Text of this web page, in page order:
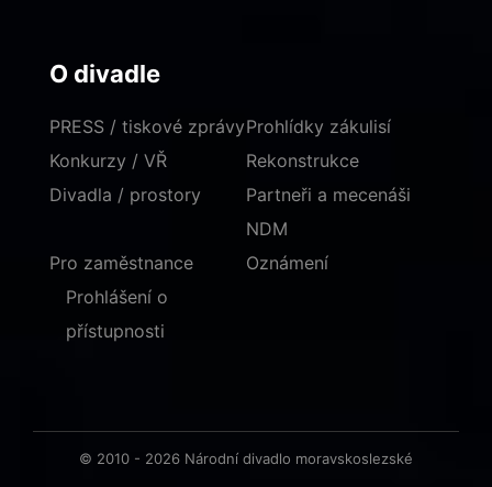
O divadle
PRESS / tiskové zprávy
Konkurzy / VŘ
Divadla / prostory
Prohlídky zákulisí
Rekonstrukce
Partneři a mecenáši
NDM
Pro zaměstnance
Oznámení
Prohlášení o
přístupnosti
© 2010 - 2026 Národní divadlo moravskoslezské